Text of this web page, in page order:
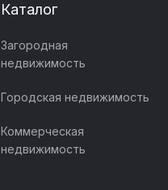
Каталог
Загородная
недвижимость
Городская недвижимость
Коммерческая
недвижимость